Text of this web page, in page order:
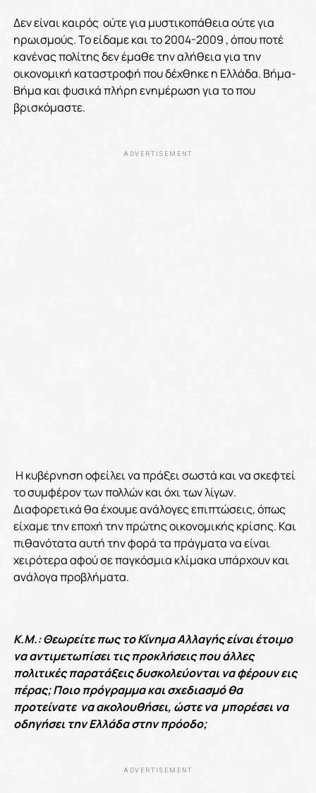
Δεν είναι καιρός ούτε για μυστικοπάθεια ούτε για
ηρωισμούς. Το είδαμε και το 2004-2009 , όπου ποτέ
κανένας πολίτης δεν έμαθε την αλήθεια για την
οικονομική καταστροφή που δέχθηκε η Ελλάδα. Βήμα-
Βήμα και φυσικά πλήρη ενημέρωση για το που
βρισκόμαστε.
ADVERTISEMENT
Η κυβέρνηση οφείλει να πράξει σωστά και να σκεφτεί
το συμφέρον των πολλών και όχι των λίγων.
Διαφορετικά θα έχουμε ανάλογες επιπτώσεις, όπως
είχαμε την εποχή την πρώτης οικονομικής κρίσης. Και
πιθανότατα αυτή την φορά τα πράγματα να είναι
χειρότερα αφού σε παγκόσμια κλίμακα υπάρχουν και
ανάλογα προβλήματα.
Κ.Μ.: Θεωρείτε πως το Κίνημα Αλλαγής είναι έτοιμο
να αντιμετωπίσει τις προκλήσεις που άλλες
πολιτικές παρατάξεις δυσκολεύονται να φέρουν εις
πέρας; Ποιο πρόγραμμα και σχεδιασμό θα
προτείνατε να ακολουθήσει, ώστε να μπορέσει να
οδηγήσει την Ελλάδα στην πρόοδο;
ADVERTISEMENT